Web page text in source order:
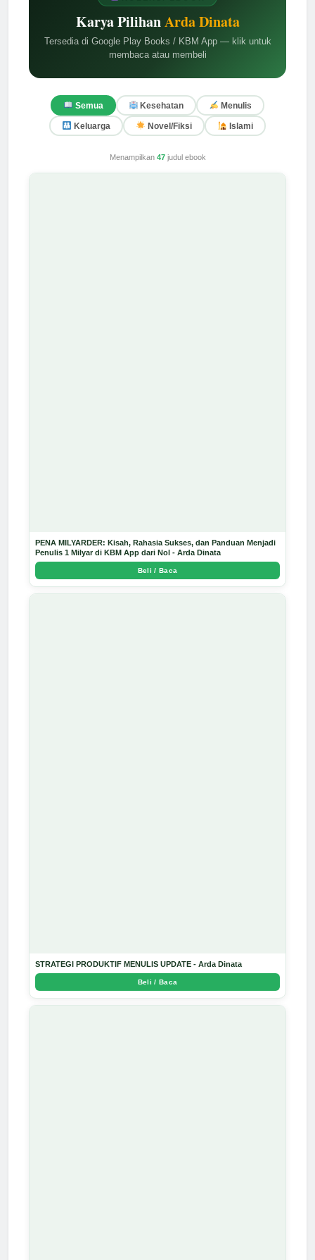
Karya PilihanArda Dinata
Tersedia di Google Play Books / KBM App — klik untuk
membaca atau membeli
Semua Kesehatan Menulis
Keluarga Novel/Fiksi Islami
Menampilkan 47judul ebook
PENA MILYARDER: Kisah, Rahasia Sukses, dan Panduan Menjadi
Penulis 1 Milyar di KBM App dari Nol - Arda Dinata
Beli / Baca
STRATEGI PRODUKTIF MENULIS UPDATE - Arda Dinata
Beli / Baca